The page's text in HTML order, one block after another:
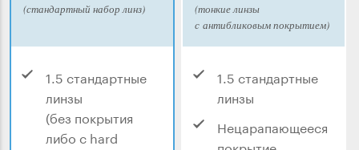
(стандартный набор линз)
1.5 стандартные
линзы
(без покрытия
либо с hard
(тонкие линзы
с антибликовым покрытием)
1.5 стандартные
линзы
Нецарапающееся